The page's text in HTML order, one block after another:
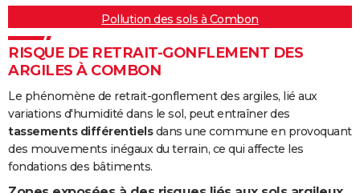
Pollution des sols à Combon
RISQUE DE RETRAIT-GONFLEMENT DES
ARGILES À COMBON
Le phénomène de retrait-gonflement des argiles, lié aux
variations d'humidité dans le sol, peut entraîner des
tassements différentielsdans une commune en provoquant
des mouvements inégaux du terrain, ce qui affecte les
fondations des bâtiments.